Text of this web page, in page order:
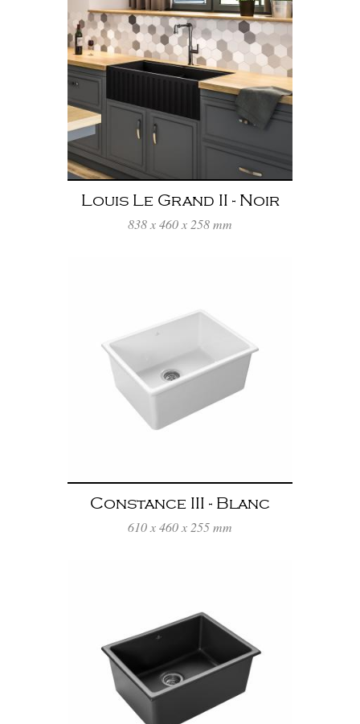
Louis Le Grand II - Noir
838 x 460 x 258 mm
Constance III - Blanc
610 x 460 x 255 mm